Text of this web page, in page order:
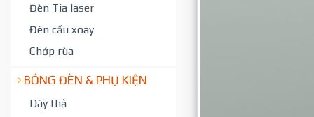
Đèn Tia laser
Đèn cầu xoay
Chớp rùa
BÓNG ĐÈN & PHỤ KIỆN
Dây thả